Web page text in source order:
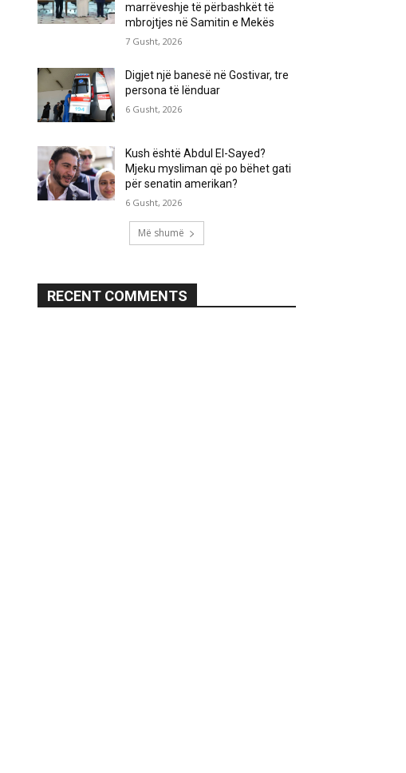
marrëveshje të përbashkët të
mbrojtjes në Samitin e Mekës
7 Gusht, 2026
Digjet një banesë në Gostivar, tre
persona të lënduar
6 Gusht, 2026
Kush është Abdul El-Sayed?
Mjeku mysliman që po bëhet gati
për senatin amerikan?
6 Gusht, 2026
Më shumë
RECENT COMMENTS